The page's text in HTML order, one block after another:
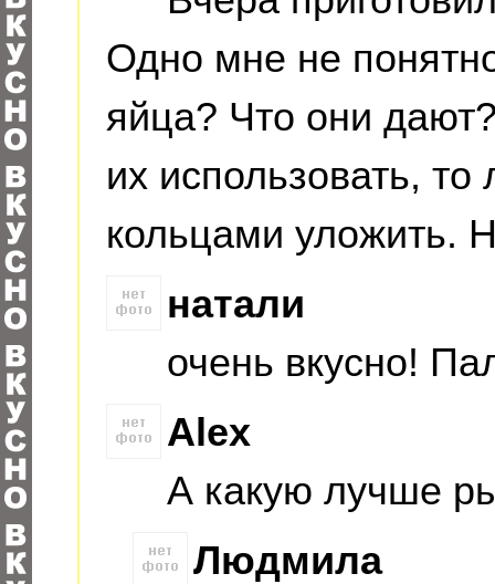
Одно мне не
яйца? Что они
их использовать,
кольцами уложить.
натали
очень вкусно!
Alex
А какую лучше
Людмила